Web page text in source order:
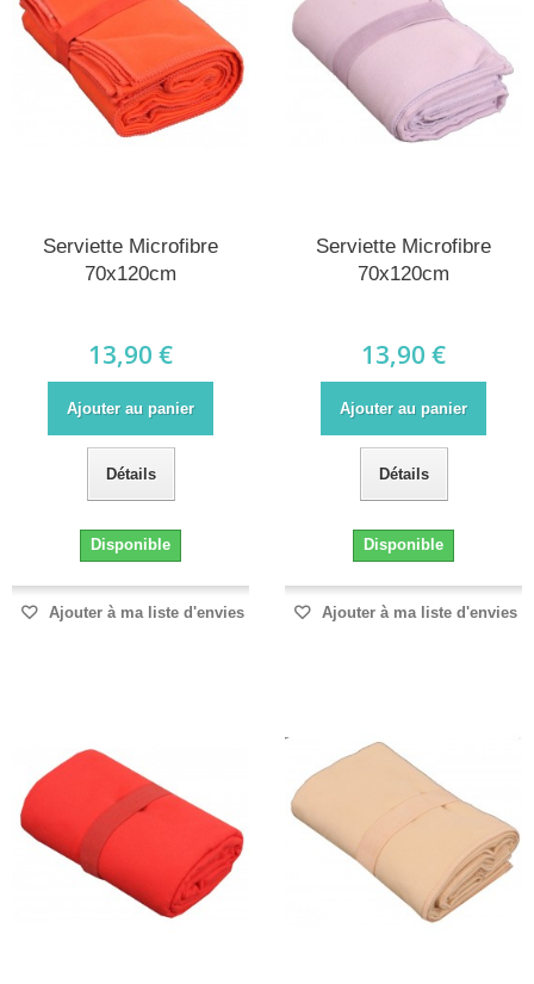
Serviette Microfibre
70x120cm
13,90 €
Ajouter au panier
Détails
Disponible
Ajouter à ma liste d'envies
Serviette Microfibre
70x120cm
13,90 €
Ajouter au panier
Détails
Disponible
Ajouter à ma liste d'envies